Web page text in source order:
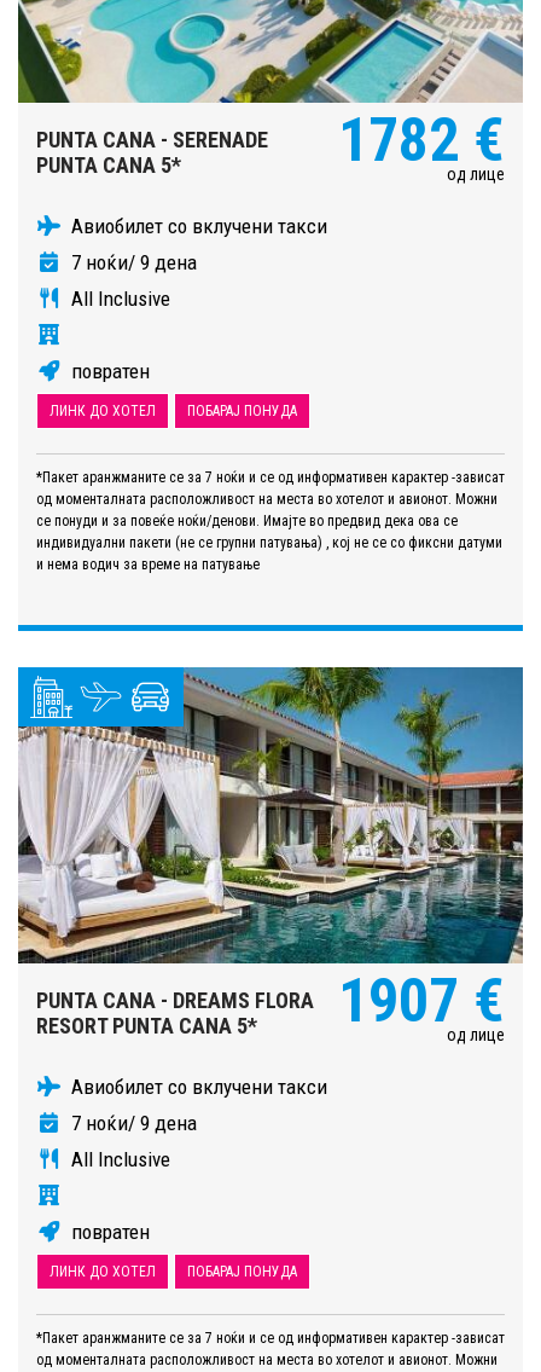
PUNTA CANA - SERENADE
PUNTA CANA 5*
1782 €
од лице
Авиобилет со вклучени такси
7 ноќи/ 9 дена
All Inclusive
повратен
ЛИНК ДО ХОТЕЛ ПОБАРАЈ ПОНУДА
*Пакет аранжманите се за 7 ноќи и се од информативен карактер -зависат
од моменталната расположливост на места во хотелот и авионот. Можни
се понуди и за повеќе ноќи/денови. Имајте во предвид дека ова се
индивидуални пакети (не се групни патувања) , кој не се со фиксни датуми
и нема водич за време на патување
PUNTA CANA - DREAMS FLORA
RESORT PUNTA CANA 5*
1907 €
од лице
Авиобилет со вклучени такси
7 ноќи/ 9 дена
All Inclusive
повратен
ЛИНК ДО ХОТЕЛ ПОБАРАЈ ПОНУДА
*Пакет аранжманите се за 7 ноќи и се од информативен карактер -зависат
од моменталната расположливост на места во хотелот и авионот. Можни